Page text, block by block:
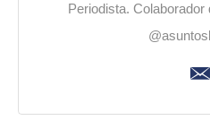
Periodista.